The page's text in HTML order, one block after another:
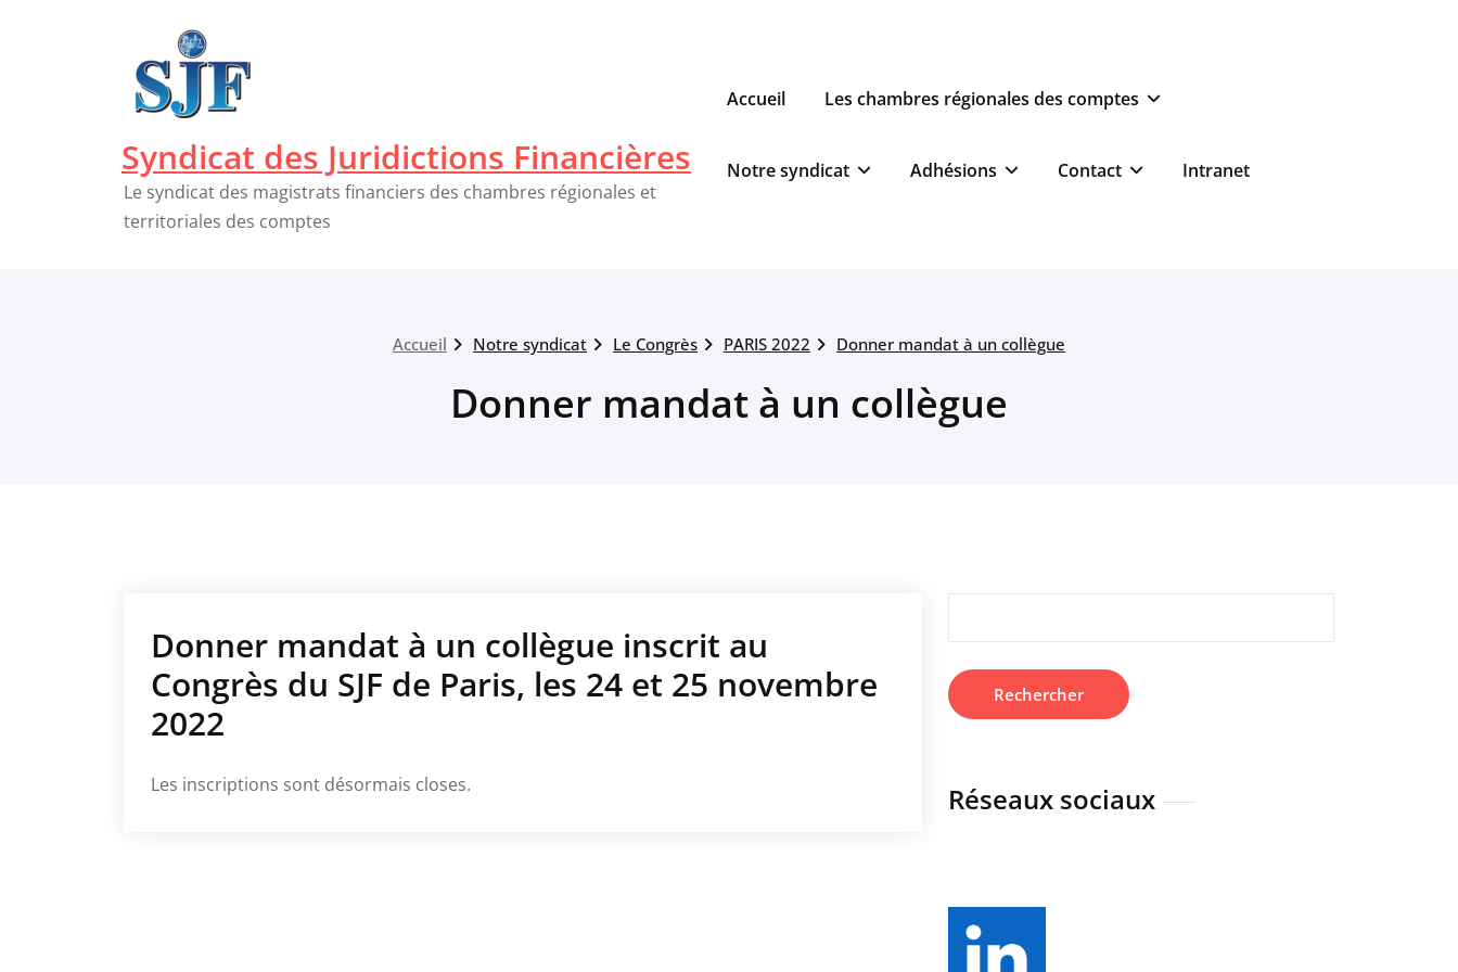
Syndicat des Juridictions Financières
Le syndicat des magistrats financiers des chambres régionales et
territoriales des comptes
Accueil Les chambres régionales des comptes
Notre syndicat Adhésions Contact Intranet
Accueil Notre syndicat Le Congrès PARIS 2022 Donner mandat à un collègue
Donner mandat à un collègue
Donner mandat à un collègue inscrit au
Congrès du SJF de Paris, les 24 et 25 novembre
2022
Les inscriptions sont désormais closes. Réseaux sociaux